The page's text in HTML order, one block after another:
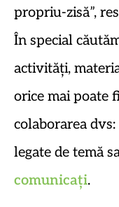
propriu-zisă”,
În special
activități,
orice mai poate
colaborarea
legate de temă
comunicați.